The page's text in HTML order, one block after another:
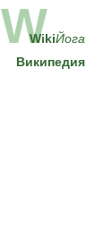
W
WikiЙога
Википедия